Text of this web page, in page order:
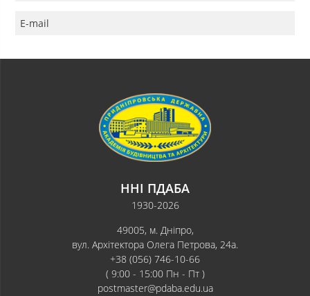
E-mail
ННІ ПДАБА
1930-2026
49005, м. Дніпро,
вул. Архітектора Олега Петрова, 24а.
+38 (056) 746-10-66
( 9:00 - 15:00 Пн - Пт )
postmaster@pdaba.edu.ua